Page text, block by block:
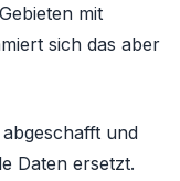
mit
sich das aber
und
Daten ersetzt.